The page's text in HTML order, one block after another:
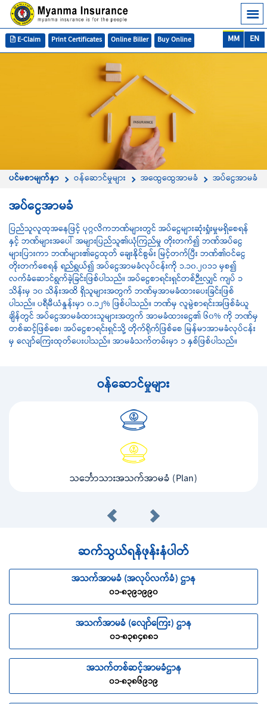
EN
MM
Buy Online
Online Biller
Print Certificates
E-Claim
ပင်မစာမျက်နှာ ဝန်ဆောင်မှုများ အထွေထွေအာမခံ အပ်ငွေအာမခံ
အပ်ငွေအာမခံ
ပြည်သူလူထုအနေဖြင့် ပုဂ္ဂလိကဘဏ်များတွင် အပ်ငွေများဆုံးရှုံးမှုမရှိစေရန်
နှင့် ဘဏ်များအပေါ် အများပြည်သူ၏ယုံကြည်မှု တိုးတက်၍ ဘဏ်အပ်ငွေ
များပြားကာ ဘဏ်များ၏ငွေထုတ် ချေးနိုင်စွမ်း မြင့်တက်ပြီး ဘဏ်၏ဝင်ငွေ
တိုးတက်စေရန် ရည်ရွယ်၍ အပ်ငွေအာမခံလုပ်ငန်းကို ၁.၁၀.၂၀၁၁ မှစ၍
လက်ခံဆောင်ရွက်ခဲ့ခြင်းဖြစ်ပါသည်။ အပ်ငွေစာရင်းရှင်တစ်ဉီးလျှင် ကျပ် ၁
သိန်းမှ ၁၀ သိန်းအထိ ရှိသူများအတွက် ဘဏ်မှအာမခံထားပေးခြင်းဖြစ်
ပါသည်။ ပရီမီယံနှုန်းမှာ ၀.၁၂% ဖြစ်ပါသည်။ ဘဏ်မှ လူမွဲစာရင်းအဖြစ်ခံယူ
ချိန်တွင် အပ်ငွေအာမခံထားသူများအတွက် အာမခံထားငွေ၏ ၆၀% ကို ဘဏ်မှ
တစ်ဆင့်ဖြစ်စေ၊ အပ်ငွေစာရင်းရှင်သို့ တိုက်ရိုက်ဖြစ်စေ မြန်မာအာမခံလုပ်ငန်း
မှ လျော်ကြေးထုတ်ပေးပါသည်။ အာမခံသက်တမ်းမှာ ၁ နှစ်ဖြစ်ပါသည်။
ဝန်ဆောင်မှုများ
သင်္ဘောသားအသက်အာမခံ (Plan)
ဆက်သွယ်ရန်ဖုန်းနံပါတ်
အသက်အာမခံ (အလုပ်လက်ခံ) ဌာန
၀၁-၈၃၉၁၉၉၀
အသက်အာမခံ (လျော်ကြေး) ဌာန
၀၁-၈၃၈၄၈၈၁
အသက်တစ်ဆင့်အာမခံဌာန
၀၁-၈၃၈၆၉၁၉